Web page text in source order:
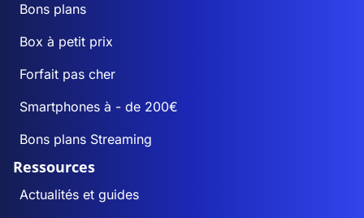
Bons plans
Box à petit prix
Forfait pas cher
Smartphones à - de 200€
Bons plans Streaming
Ressources
Actualités et guides